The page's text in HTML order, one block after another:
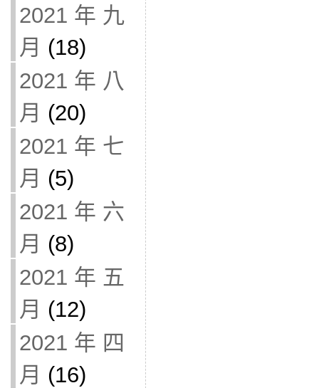
2021 年 九
月 (18)
2021 年 八
月 (20)
2021 年 七
月 (5)
2021 年 六
月 (8)
2021 年 五
月 (12)
2021 年 四
月 (16)